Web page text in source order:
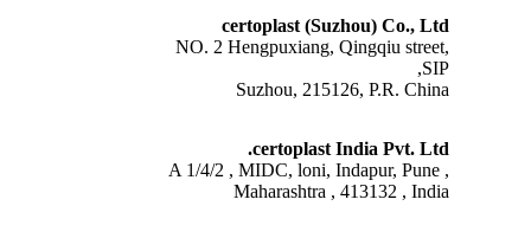
certoplast (Suzhou) Co., Ltd
NO. 2 Hengpuxiang, Qingqiu street,
SIP,
Suzhou, 215126, P.R. China
certoplast India Pvt. Ltd.
A 1/4/2 , MIDC, loni, Indapur, Pune ,
Maharashtra , 413132 , India